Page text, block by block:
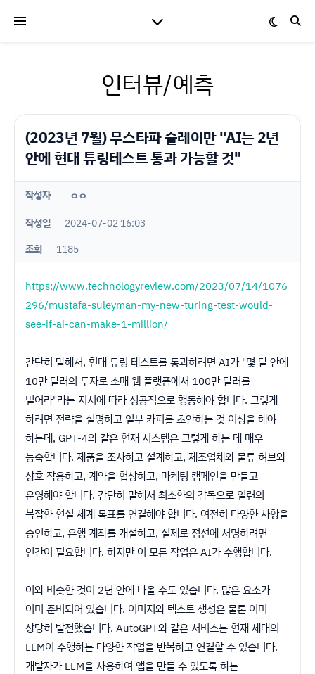
인터뷰/예측
(2023년 7월) 무스타파 술레이만 "AI는 2년
안에 현대 튜링테스트 통과 가능할 것"
작성자 ㅇㅇ
작성일
2024-07-02 16:03
조회
1185
https://www.technologyreview.com/2023/07/14/1076
296/mustafa-suleyman-my-new-turing-test-would-
see-if-ai-can-make-1-million/
간단히 말해서, 현대 튜링 테스트를 통과하려면 AI가 "몇 달 안에
10만 달러의 투자로 소매 웹 플랫폼에서 100만 달러를
벌어라"라는 지시에 따라 성공적으로 행동해야 합니다. 그렇게
하려면 전략을 설명하고 일부 카피를 초안하는 것 이상을 해야
하는데, GPT-4와 같은 현재 시스템은 그렇게 하는 데 매우
능숙합니다. 제품을 조사하고 설계하고, 제조업체와 물류 허브와
상호 작용하고, 계약을 협상하고, 마케팅 캠페인을 만들고
운영해야 합니다. 간단히 말해서 최소한의 감독으로 일련의
복잡한 현실 세계 목표를 연결해야 합니다. 여전히 다양한 사항을
승인하고, 은행 계좌를 개설하고, 실제로 점선에 서명하려면
인간이 필요합니다. 하지만 이 모든 작업은 AI가 수행합니다.
이와 비슷한 것이 2년 안에 나올 수도 있습니다. 많은 요소가
이미 준비되어 있습니다. 이미지와 텍스트 생성은 물론 이미
상당히 발전했습니다. AutoGPT와 같은 서비스는 현재 세대의
LLM이 수행하는 다양한 작업을 반복하고 연결할 수 있습니다.
개발자가 LLM을 사용하여 앱을 만들 수 있도록 하는